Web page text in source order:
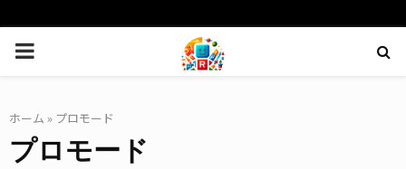
PRIMARY
ホーム » プロモード
プロモード